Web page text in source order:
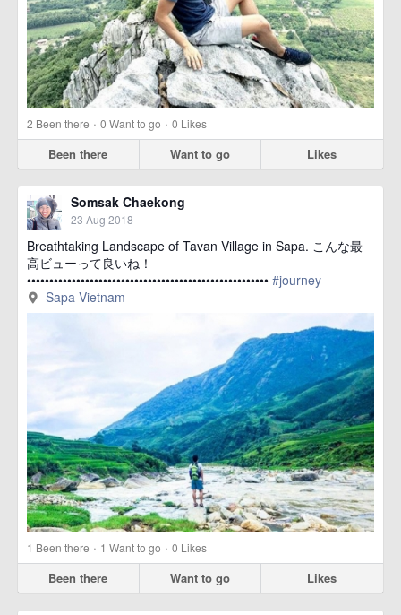
2 Been there · 0 Want to go · 0 Likes
Been there Want to go Likes
Somsak Chaekong
23 Aug 2018
Breathtaking Landscape of Tavan Village in Sapa. こんな最
高ビューって良いね！
•••••••••••••••••••••••••••••••••••••••••••••••••••••• #journey
href=https://m.thetrippacker.com/en/image/SapaVietnam/213434>
more
Sapa Vietnam
1 Been there · 1 Want to go · 0 Likes
Been there Want to go Likes